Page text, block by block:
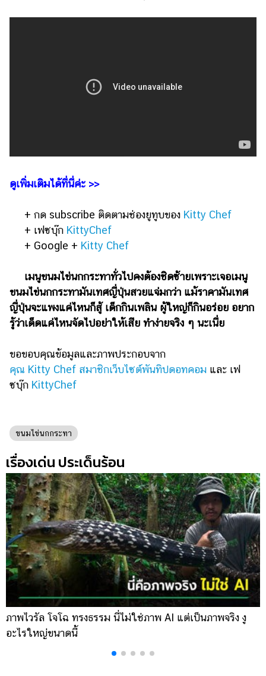
ดูเพิ่มเติมได้ที่นี่ค่ะ >>
+ กด subscribe ติดตามช่องยูทูบของ Kitty Chef
+ เฟซบุ๊ก KittyChef
+ Google + Kitty Chef
เมนูขนมไข่นกกระทาทั่วไปคงต้องชิดซ้ายเพราะเจอเมนู
ขนมไข่นกกระทามันเทศญี่ปุ่นสวยแจ่มกว่า แม้ราคามันเทศ
ญี่ปุ่นจะแพงแค่ไหนก็สู้ เด็กกินเพลิน ผู้ใหญ่ก็กินอร่อย อยาก
รู้ว่าเด็ดแค่ไหนจัดไปอย่าให้เสีย ทำง่ายจริง ๆ นะเนี่ย
ขอขอบคุณข้อมูลและภาพประกอบจาก
คุณ Kitty Chef สมาชิกเว็บไซต์พันทิปดอทคอม และ เฟ
ซบุ๊ก KittyChef
ขนมไข่นกกระทา
เรื่องเด่น ประเด็นร้อน
ภาพไวรัล โจโฉ ทรงธรรม นี่ไม่ใช่ภาพ AI แต่เป็นภาพจริง งู
อะไรใหญ่ขนาดนี้